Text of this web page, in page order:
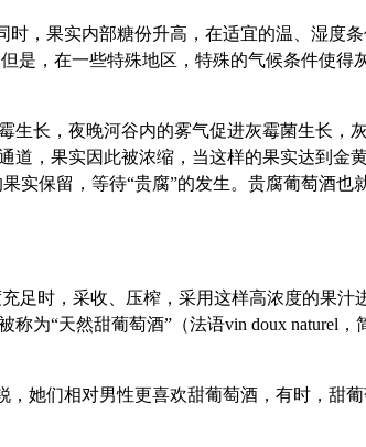
，果实内部糖份升高，在适宜的温、湿度
是，在一些特殊地区，特殊的气候条件使得
生长，夜晚河谷内的雾气促进灰霉菌生长，
，果实因此被浓缩，当这样的果实达到金
实保留，等待“贵腐”的发生。贵腐葡萄酒也
足时，采收、压榨，采用这样高浓度的果汁
为“天然甜葡萄酒”（法语vin doux naturel，
，她们相对男性更喜欢甜葡萄酒 ，有时，甜